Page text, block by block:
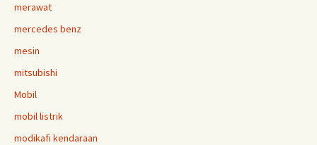
merawat
mercedes benz
mesin
mitsubishi
Mobil
mobil listrik
modikafi kendaraan